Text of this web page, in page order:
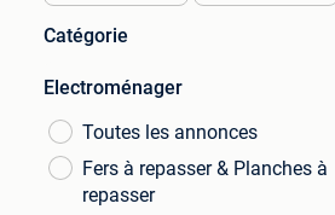
Catégorie
Electroménager
Toutes les annonces
Fers à repasser & Planches à
repasser